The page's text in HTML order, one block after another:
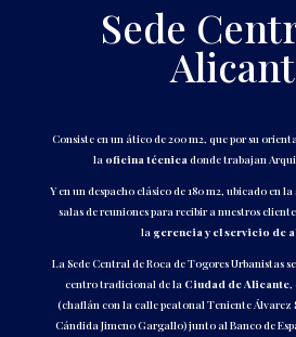
Sede
Consiste en un ático de 200 m2, que por su
la oficina técnicadonde trabajan
Y en un despacho clásico de 180 m2, ubicado en
salas de reuniones para recibir a nuestros
la gerencia y el servicio de
La Sede Central de Roca de Togores Urbanistas
centro tradicional de la Ciudad de Alicante,
(chaflán con la calle peatonal Teniente Álvarez
Cándida Jimeno Gargallo) junto al Banco de